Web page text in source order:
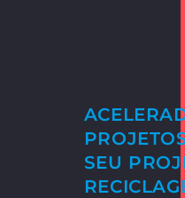
SEU